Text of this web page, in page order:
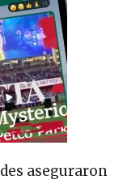
aseguraron